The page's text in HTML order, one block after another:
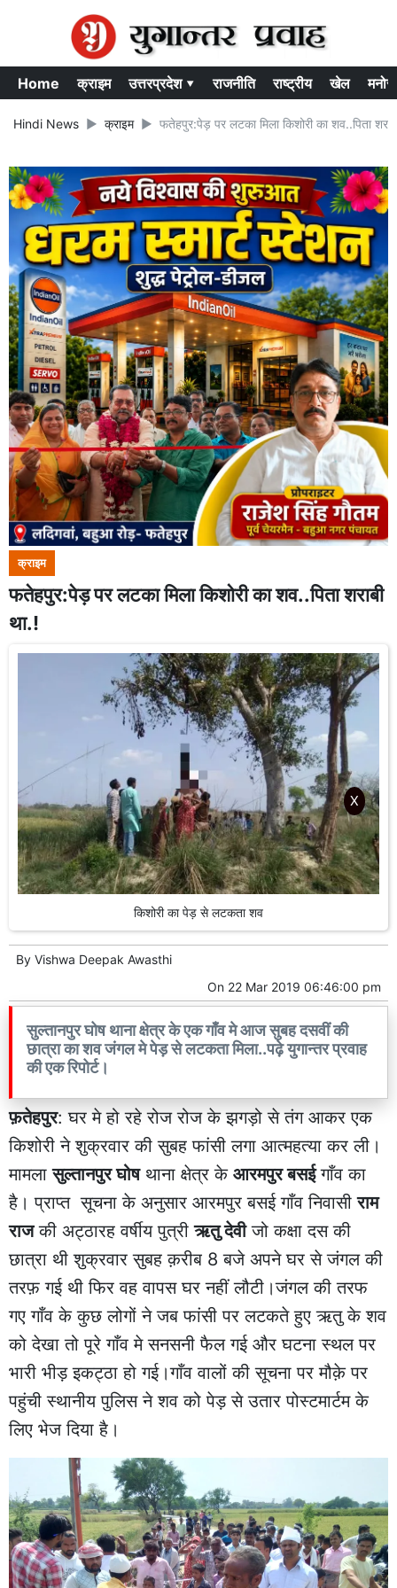
Home क्राइम उत्तरप्रदेश ▾ राजनीति राष्ट्रीय खेल
Hindi News क्राइम फतेहपुर:पेड़ पर लटका मिला किशोरी का शव..पिता
क्राइम
फतेहपुर:पेड़ पर लटका मिला किशोरी का शव..पिता शराबी
था.!
किशोरी का पेड़ से लटकता शव
By Vishwa Deepak Awasthi
On 22 Mar 2019 06:46:00 pm
सुल्तानपुर घोष थाना क्षेत्र के एक गाँव मे आज सुबह दसवीं की
छात्रा का शव जंगल मे पेड़ से लटकता मिला..पढ़े युगान्तर प्रवाह
की एक रिपोर्ट।
फ़तेहपुर: घर मे हो रहे रोज रोज के झगड़ो से तंग आकर एक
किशोरी ने शुक्रवार की सुबह फांसी लगा आत्महत्या कर ली।
मामलासुल्तानपुर घोषथाना क्षेत्र के आरमपुर बसईगाँव का
है। प्राप्त सूचना के अनुसार आरमपुर बसई गाँव निवासीराम
राजकी अट्ठारह वर्षीय पुत्रीऋतु देवीजो कक्षा दस की
छात्रा थी शुक्रवार सुबह क़रीब 8 बजे अपने घर से जंगल की
तरफ़ गई थी फिर वह वापस घर नहीं लौटी।जंगल की तरफ
गए गाँव के कुछ लोगों ने जब फांसी पर लटकते हुए ऋतु के शव
को देखा तो पूरे गाँव मे सनसनी फैल गई और घटना स्थल पर
भारी भीड़ इकट्ठा हो गई।गाँव वालों की सूचना पर मौक़े पर
पहुंची स्थानीय पुलिस ने शव को पेड़ से उतार पोस्टमार्टम के
लिए भेज दिया है।
X